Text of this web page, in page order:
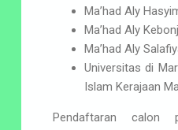
Ma’had Aly
Ma’had Aly
Ma’had Aly
Universitas di
Islam Kerajaan
Pendaftaran calon